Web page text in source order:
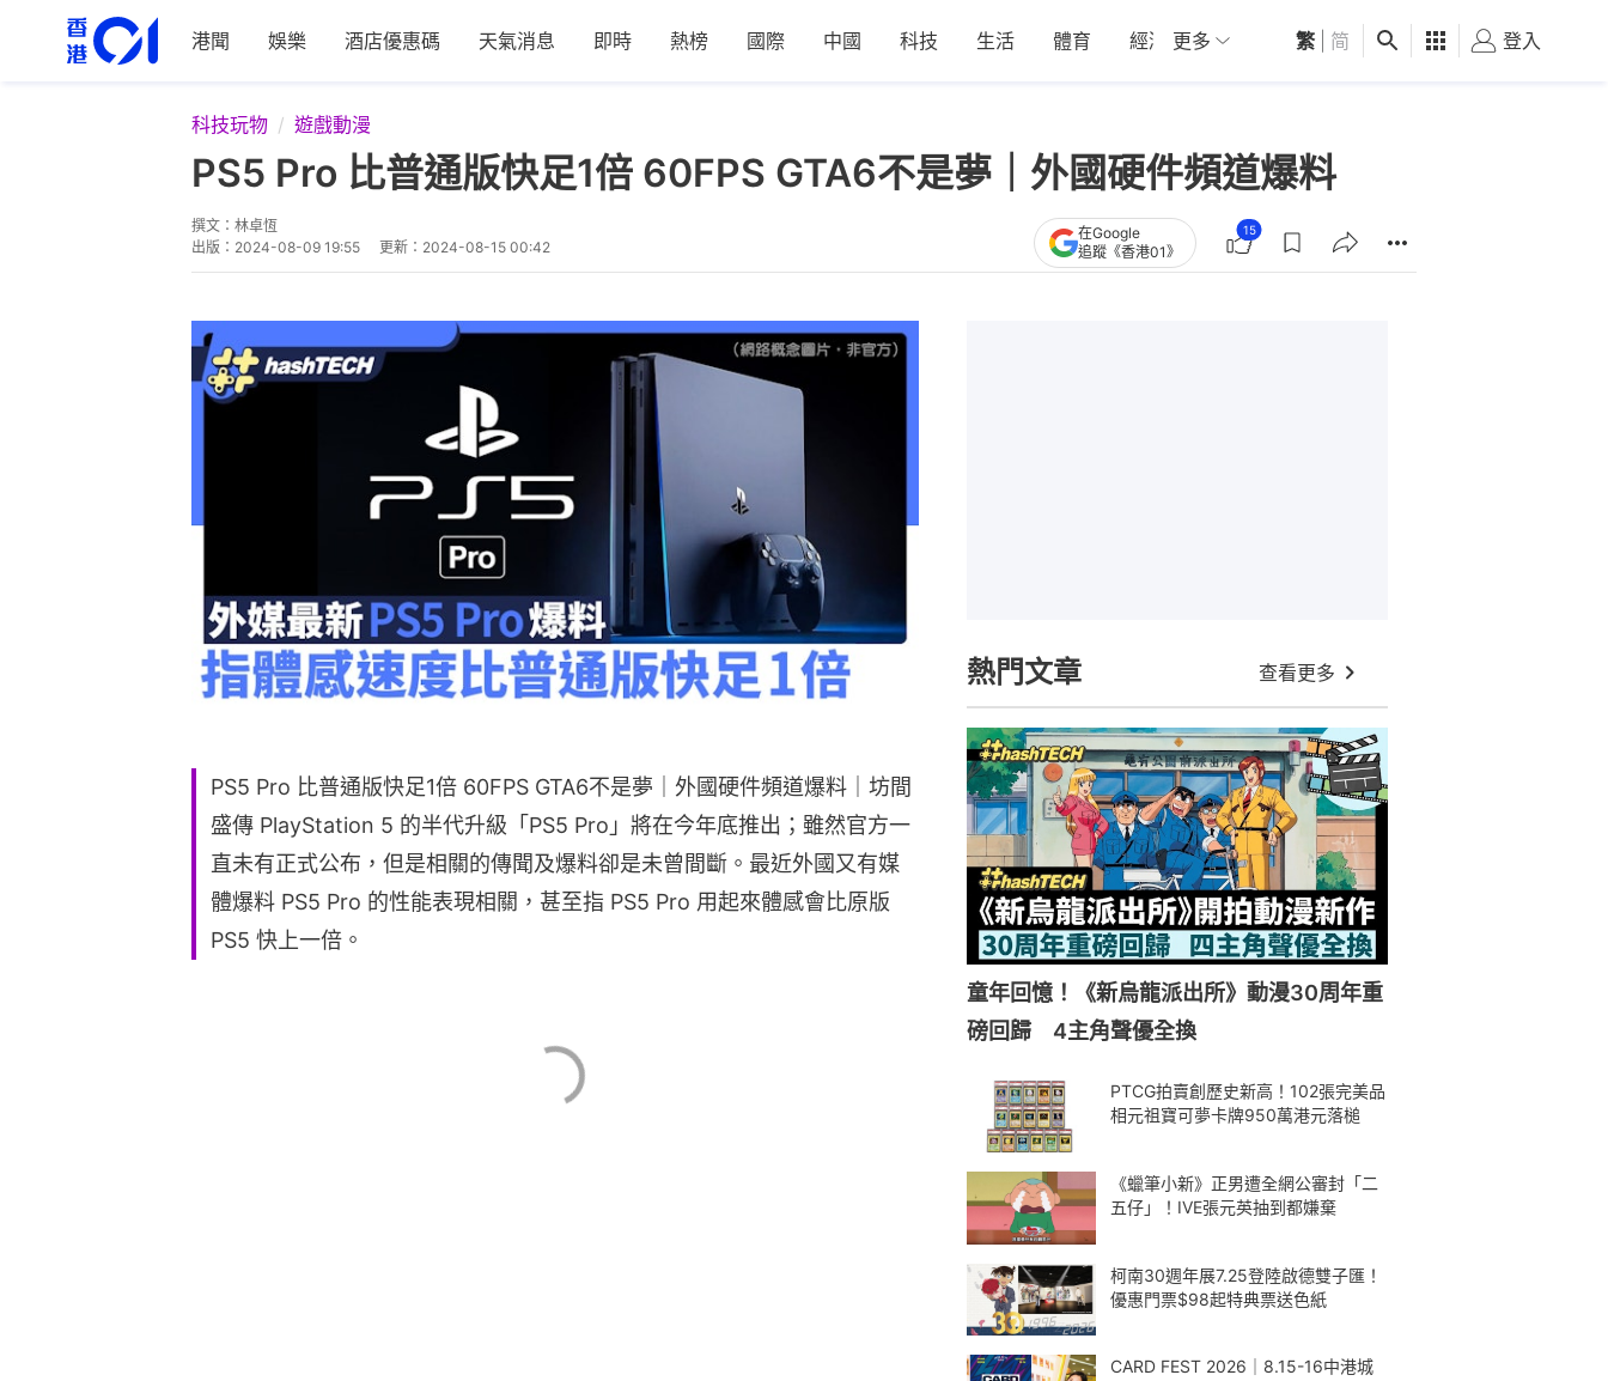
港聞 娛樂 酒店優惠碼 天氣消息 即時 熱榜 國際 中國 科技 生活 體育 經濟 01深圳 觀點 健康 好食玩飛
更多 繁 简 登入
科技玩物 遊戲動漫
PS5 Pro 比普通版快足1倍 60FPS GTA6不是夢｜外國硬件頻道爆料
撰文： 林卓恆
出版： 2024-08-09 19:55 更新： 2024-08-15 00:42
在Google
追蹤《香港01》
15
PS5 Pro 比普通版快足1倍 60FPS GTA6不是夢｜外國硬件頻道爆料｜坊間
盛傳 PlayStation 5 的半代升級「PS5 Pro」將在今年底推出；雖然官方一
直未有正式公布，但是相關的傳聞及爆料卻是未曾間斷。最近外國又有媒
體爆料 PS5 Pro 的性能表現相關，甚至指 PS5 Pro 用起來體感會比原版
PS5 快上一倍。
熱門文章 查看更多
童年回憶！《新烏龍派出所》動漫30周年重
磅回歸 4主角聲優全換
PTCG拍賣創歷史新高！102張完美品
相元祖寶可夢卡牌950萬港元落槌
《蠟筆小新》正男遭全網公審封「二
五仔」！IVE張元英抽到都嫌棄
柯南30週年展7.25登陸啟德雙子匯！
優惠門票$98起特典票送色紙
CARD FEST 2026｜8.15-16中港城